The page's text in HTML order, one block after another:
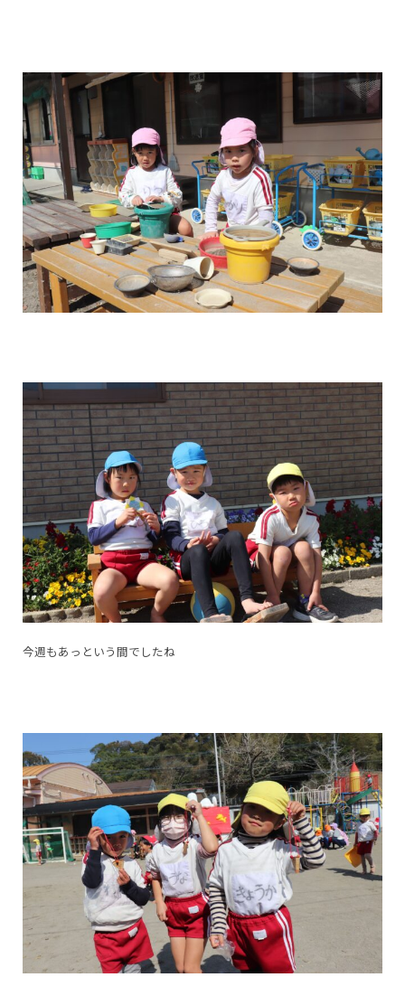
今週もあっという間でしたね